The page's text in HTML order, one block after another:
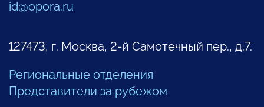
id@opora.ru
127473, г. Москва, 2-й Самотечный пер., д.7.
Региональные отделения
Представители за рубежом